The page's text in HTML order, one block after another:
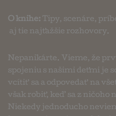
O knihe: Tipy, scenáre,
aj tie najťažšie rozhovory.
Nepanikárte. Vieme, že
spojeniu s našimi deťmi je
vcítiť sa a odpovedať na
však robiť, keď sa z ničoho
Niekedy jednoducho